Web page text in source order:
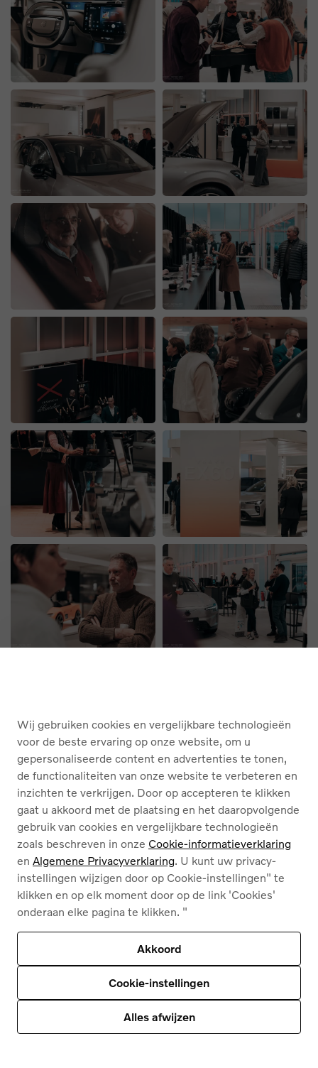
Wij gebruiken cookies en vergelijkbare technologieën
voor de beste ervaring op onze website, om u
gepersonaliseerde content en advertenties te tonen,
de functionaliteiten van onze website te verbeteren en
inzichten te verkrijgen. Door op accepteren te klikken
gaat u akkoord met de plaatsing en het daaropvolgende
gebruik van cookies en vergelijkbare technologieën
zoals beschreven in onze Cookie-informatieverklaring
en Algemene Privacyverklaring. U kunt uw privacy-
instellingen wijzigen door op Cookie-instellingen" te
klikken en op elk moment door op de link 'Cookies'
onderaan elke pagina te klikken. "
Akkoord
Cookie-instellingen
Alles afwijzen